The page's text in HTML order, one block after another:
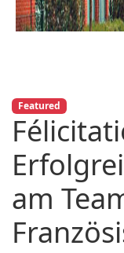
Featured
am